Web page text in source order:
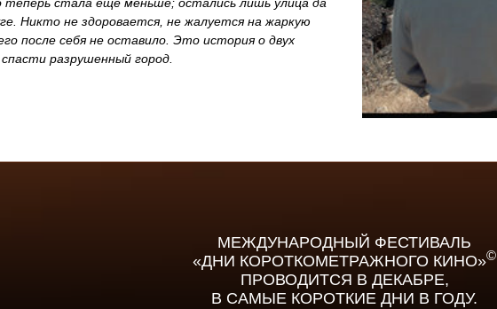
теперь стала ещё меньше; остались лишь улица да
Никто не здоровается, не жалуется на жаркую
после себя не оставило. Это история о двух
разрушенный город.
МЕЖДУНАРОДНЫЙ ФЕСТИВАЛЬ
«ДНИ КОРОТКОМЕТРАЖНОГО КИНО»©
ПРОВОДИТСЯ В ДЕКАБРЕ,
В САМЫЕ КОРОТКИЕ ДНИ В ГОДУ.